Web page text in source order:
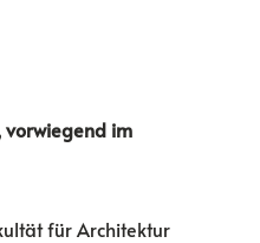
vorwiegend im
für Architektur